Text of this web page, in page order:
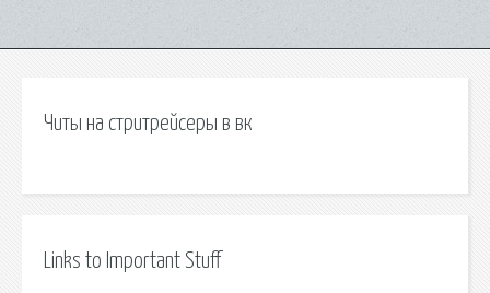
Читы на стритрейсеры в вк
Links to Important Stuff